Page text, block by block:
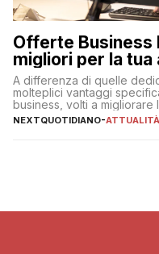
Offerte Business
migliori per la tua
A differenza di quelle
molteplici vantaggi
business, volti a
degli utenti
NEXTQUOTIDIANO-ATTUALITÀ